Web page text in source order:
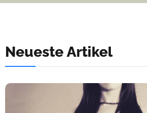
Neueste Artikel